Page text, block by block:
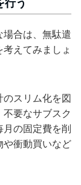
行う
合は、無駄遣
えてみましょ
のスリム化を図
要なサブスク
の固定費を削
や衝動買いなど